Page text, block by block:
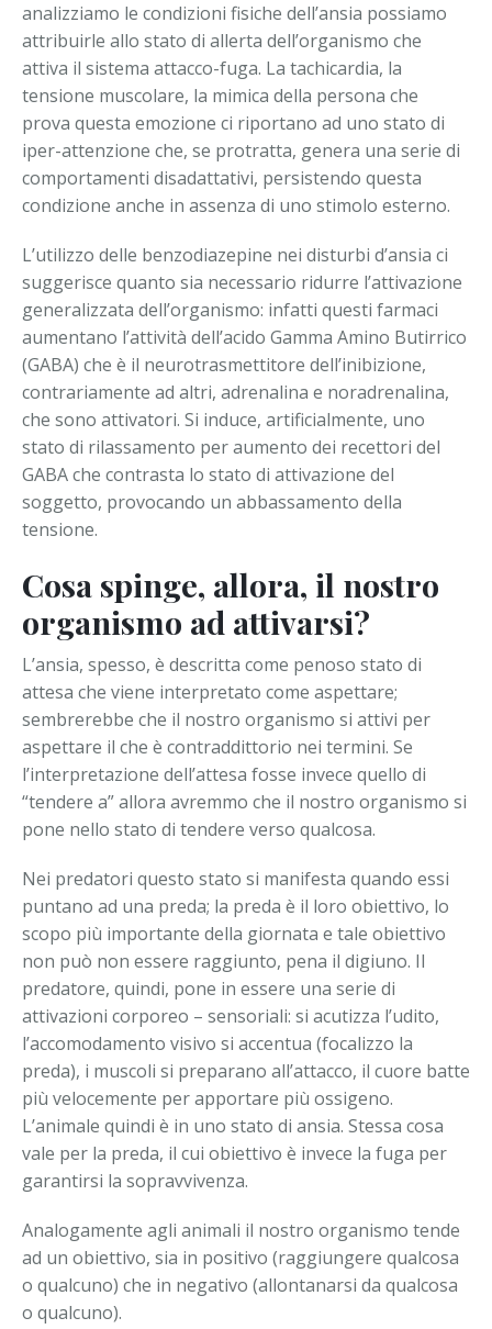
analizziamo le condizioni fisiche dell’ansia possiamo
attribuirle allo stato di allerta dell’organismo che
attiva il sistema attacco-fuga. La tachicardia, la
tensione muscolare, la mimica della persona che
prova questa emozione ci riportano ad uno stato di
iper-attenzione che, se protratta, genera una serie di
comportamenti disadattativi, persistendo questa
condizione anche in assenza di uno stimolo esterno.
L’utilizzo delle benzodiazepine nei disturbi d’ansia ci
suggerisce quanto sia necessario ridurre l’attivazione
generalizzata dell’organismo: infatti questi farmaci
aumentano l’attività dell’acido Gamma Amino Butirrico
(GABA) che è il neurotrasmettitore dell’inibizione,
contrariamente ad altri, adrenalina e noradrenalina,
che sono attivatori. Si induce, artificialmente, uno
stato di rilassamento per aumento dei recettori del
GABA che contrasta lo stato di attivazione del
soggetto, provocando un abbassamento della
tensione.
Cosa spinge, allora, il nostro
organismo ad attivarsi?
L’ansia, spesso, è descritta come penoso stato di
attesa che viene interpretato come aspettare;
sembrerebbe che il nostro organismo si attivi per
aspettare il che è contraddittorio nei termini. Se
l’interpretazione dell’attesa fosse invece quello di
“tendere a” allora avremmo che il nostro organismo si
pone nello stato di tendere verso qualcosa.
Nei predatori questo stato si manifesta quando essi
puntano ad una preda; la preda è il loro obiettivo, lo
scopo più importante della giornata e tale obiettivo
non può non essere raggiunto, pena il digiuno. Il
predatore, quindi, pone in essere una serie di
attivazioni corporeo – sensoriali: si acutizza l’udito,
l’accomodamento visivo si accentua (focalizzo la
preda), i muscoli si preparano all’attacco, il cuore batte
più velocemente per apportare più ossigeno.
L’animale quindi è in uno stato di ansia. Stessa cosa
vale per la preda, il cui obiettivo è invece la fuga per
garantirsi la sopravvivenza.
Analogamente agli animali il nostro organismo tende
ad un obiettivo, sia in positivo (raggiungere qualcosa
o qualcuno) che in negativo (allontanarsi da qualcosa
o qualcuno).